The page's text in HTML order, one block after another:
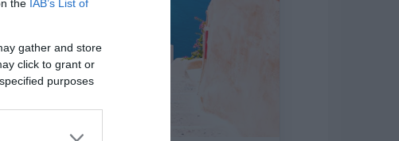
the IAB’s List of
gather and store
click to grant or
purposes